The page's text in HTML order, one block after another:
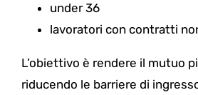
under 36
lavoratori con contratti
L’obiettivo è rendere il mutuo
riducendo le barriere di